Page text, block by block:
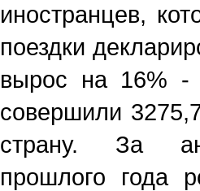
иностранцев,
поездки
вырос на 16% -
совершили
страну. За
прошлого